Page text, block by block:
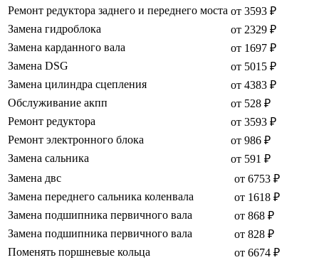
Ремонт редуктора заднего и переднего моста от 3593 ₽
Замена гидроблока
от 2329 ₽
Замена карданного вала
от 1697 ₽
Замена DSG
от 5015 ₽
Замена цилиндра сцепления
от 4383 ₽
Обслуживание акпп
от 528 ₽
Ремонт редуктора
от 3593 ₽
Ремонт электронного блока
от 986 ₽
Замена сальника
от 591 ₽
Замена двс
от 6753 ₽
Замена переднего сальника коленвала
от 1618 ₽
Замена подшипника первичного вала
от 868 ₽
Замена подшипника первичного вала
от 828 ₽
Поменять поршневые кольца
от 6674 ₽